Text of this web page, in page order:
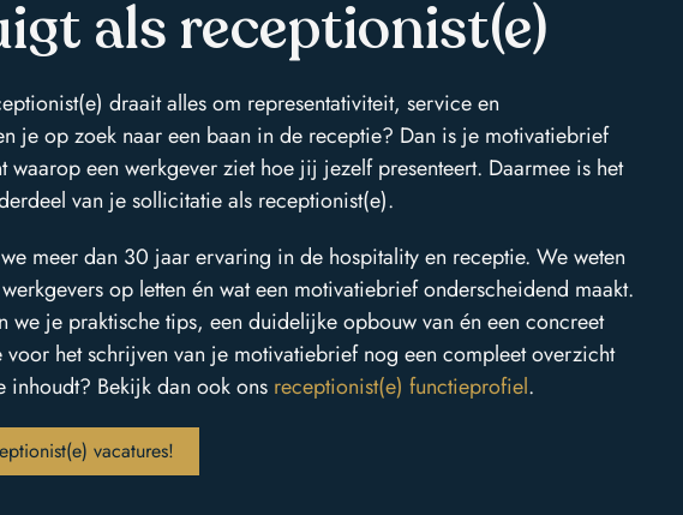
als receptionist(e)
draait alles om representativiteit, service en
je op zoek naar een baan in de receptie? Dan is je motivatiebrief
waarop een werkgever ziet hoe jij jezelf presenteert. Daarmee is het
van je sollicitatie als receptionist(e).
meer dan 30 jaar ervaring in de hospitality en receptie. We weten
op letten én wat een motivatiebrief onderscheidend maakt.
we je praktische tips, een duidelijke opbouw van én een concreet
het schrijven van je motivatiebrief nog een compleet overzicht
inhoudt? Bekijk dan ook ons receptionist(e) functieprofiel.
vacatures!